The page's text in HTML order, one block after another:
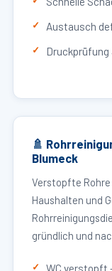
Austausch
🚿
Blumeck
Verstopfte Rohre
Haushalten und
gründlich und
WC verstopft